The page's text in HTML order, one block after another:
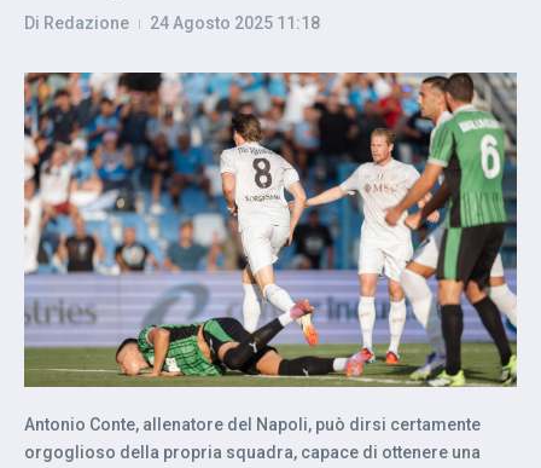
Di Redazione 24 Agosto 2025 11:18
Antonio Conte, allenatore del Napoli, può dirsi certamente
orgoglioso della propria squadra, capace di ottenere una